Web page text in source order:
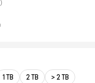
1 TB 2 TB > 2 TB